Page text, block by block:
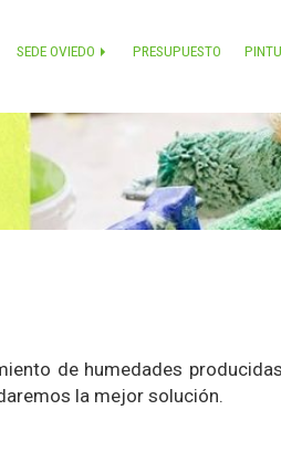
SEDE OVIEDO PRESUPUESTO
de humedades
la mejor solución.